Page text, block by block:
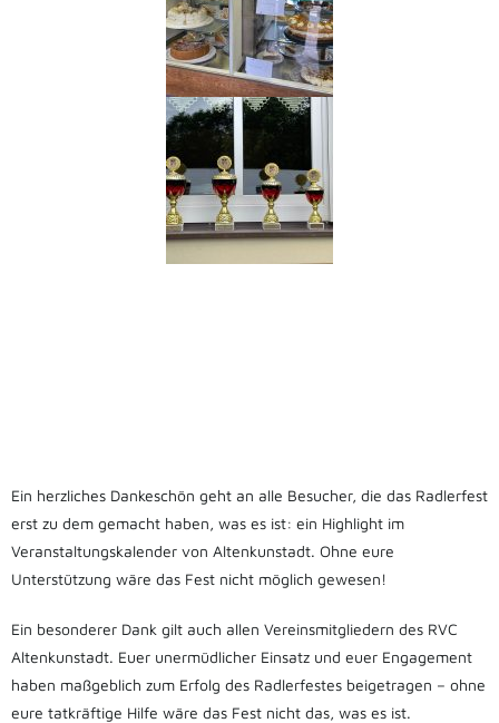
Ein herzliches Dankeschön geht an alle Besucher, die das Radlerfest
erst zu dem gemacht haben, was es ist: ein Highlight im
Veranstaltungskalender von Altenkunstadt. Ohne eure
Unterstützung wäre das Fest nicht möglich gewesen!
Ein besonderer Dank gilt auch allen Vereinsmitgliedern des RVC
Altenkunstadt. Euer unermüdlicher Einsatz und euer Engagement
haben maßgeblich zum Erfolg des Radlerfestes beigetragen – ohne
eure tatkräftige Hilfe wäre das Fest nicht das, was es ist.